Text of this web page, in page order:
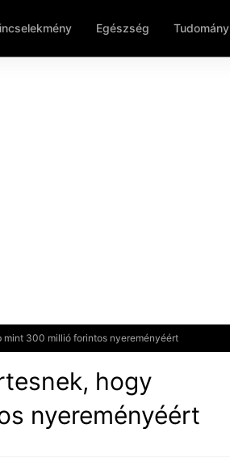
Egészség Tudomány
300 millió forintos nyereményéért
hogy
nyereményéért